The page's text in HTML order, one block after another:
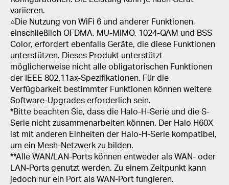
variieren.
△Die Nutzung von WiFi 6 und anderer Funktionen,
einschließlich OFDMA, MU-MIMO, 1024-QAM und BSS
Color, erfordert ebenfalls Geräte, die diese Funktionen
unterstützen. Dieses Produkt unterstützt
möglicherweise nicht alle obligatorischen Funktionen
der IEEE 802.11ax-Spezifikationen. Für die
Verfügbarkeit bestimmter Funktionen können weitere
Software-Upgrades erforderlich sein.
*Bitte beachten Sie, dass die Halo-H-Serie und die S-
Serie nicht zusammenarbeiten können. Der Halo H60X
ist mit anderen Einheiten der Halo-H-Serie kompatibel,
um ein Mesh-Netzwerk zu bilden.
**Alle WAN/LAN-Ports können entweder als WAN- oder
LAN-Ports genutzt werden. Zu einem Zeitpunkt kann
jedoch nur ein Port als WAN-Port fungieren.